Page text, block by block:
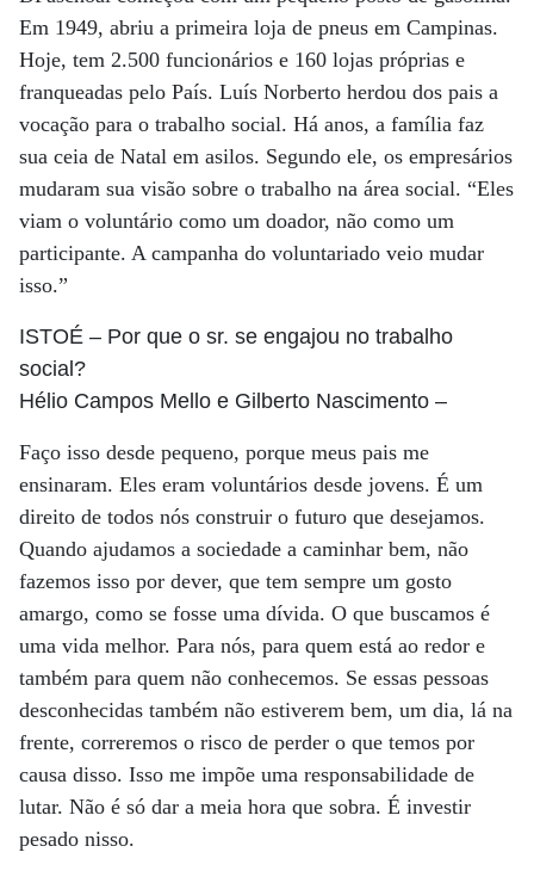
Em 1949, abriu a primeira loja de pneus em Campinas.
Hoje, tem 2.500 funcionários e 160 lojas próprias e
franqueadas pelo País. Luís Norberto herdou dos pais a
vocação para o trabalho social. Há anos, a família faz
sua ceia de Natal em asilos. Segundo ele, os empresários
mudaram sua visão sobre o trabalho na área social. “Eles
viam o voluntário como um doador, não como um
participante. A campanha do voluntariado veio mudar
isso.”
ISTOÉ – Por que o sr. se engajou no trabalho
social?
Hélio Campos Mello e Gilberto Nascimento –
Faço isso desde pequeno, porque meus pais me
ensinaram. Eles eram voluntários desde jovens. É um
direito de todos nós construir o futuro que desejamos.
Quando ajudamos a sociedade a caminhar bem, não
fazemos isso por dever, que tem sempre um gosto
amargo, como se fosse uma dívida. O que buscamos é
uma vida melhor. Para nós, para quem está ao redor e
também para quem não conhecemos. Se essas pessoas
desconhecidas também não estiverem bem, um dia, lá na
frente, correremos o risco de perder o que temos por
causa disso. Isso me impõe uma responsabilidade de
lutar. Não é só dar a meia hora que sobra. É investir
pesado nisso.